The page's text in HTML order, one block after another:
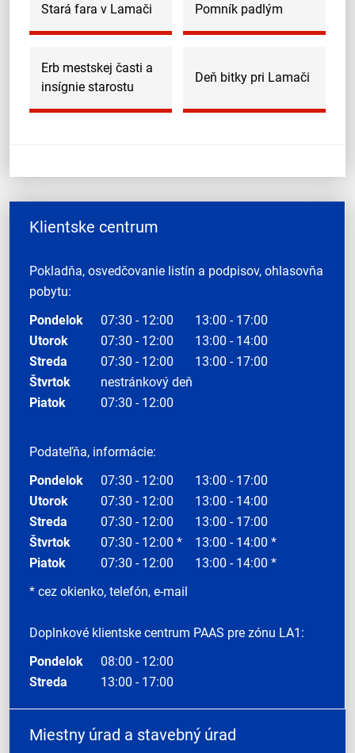
Stará fara v Lamači Pomník padlým
Erb mestskej časti a
insígnie starostu
Deň bitky pri Lamači
Klientske centrum
Pokladňa, osvedčovanie listín a podpisov, ohlasovňa
pobytu:
Pondelok
07:30 - 12:00
13:00 - 17:00
Utorok
07:30 - 12:00
13:00 - 14:00
Streda
07:30 - 12:00
13:00 - 17:00
Štvrtok
nestránkový deň
Piatok
07:30 - 12:00
Podateľňa, informácie:
Pondelok
07:30 - 12:00
13:00 - 17:00
Utorok
07:30 - 12:00
13:00 - 14:00
Streda
07:30 - 12:00
13:00 - 17:00
Štvrtok
07:30 - 12:00 *
13:00 - 14:00 *
Piatok
07:30 - 12:00
13:00 - 14:00 *
* cez okienko, telefón, e-mail
Doplnkové klientske centrum PAAS pre zónu LA1:
Pondelok
08:00 - 12:00
Streda
13:00 - 17:00
Miestny úrad a stavebný úrad